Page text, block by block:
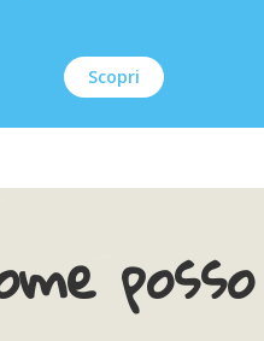
Scopri